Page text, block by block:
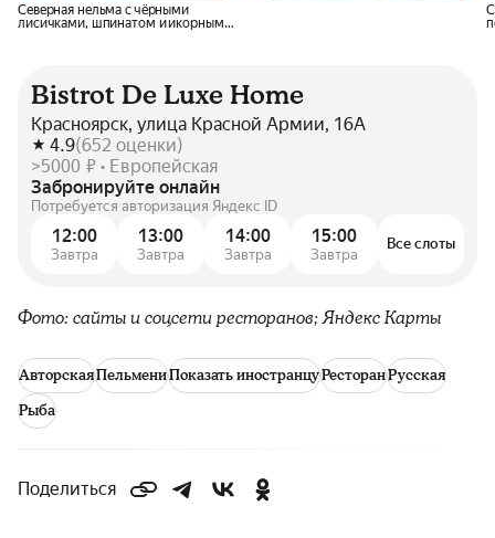
Северная нельма с чёрными
лисичками, шпинатом и икорным
Bistrot De Luxe Home
Красноярск, улица Красной Армии, 16А
4.9(652 оценки)
>5000 ₽ • Европейская
Забронируйте онлайн
Потребуется авторизация Яндекс ID
12:00
Завтра
13:00
Завтра
14:00
Завтра
15:00
Завтра
Все слоты
Фото: сайты и соцсети ресторанов; Яндекс Карты
АвторскаяПельмениПоказать иностранцуРесторанРусская
Рыба
Поделиться